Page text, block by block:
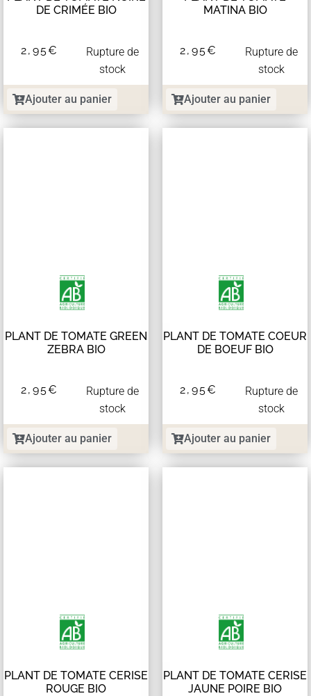
DE CRIMÉE BIO
2,95€
Rupture de
stock
Ajouter au panier
MATINA BIO
2,95€
Rupture de
stock
Ajouter au panier
PLANT DE TOMATE GREEN
ZEBRA BIO
2,95€
Rupture de
stock
Ajouter au panier
PLANT DE TOMATE COEUR
DE BOEUF BIO
2,95€
Rupture de
stock
Ajouter au panier
PLANT DE TOMATE CERISE
ROUGE BIO
PLANT DE TOMATE CERISE
JAUNE POIRE BIO